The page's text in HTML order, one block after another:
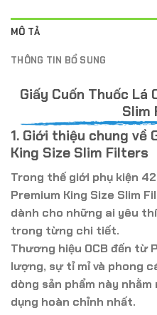
MÔ TẢ
THÔNG TIN BỔ SUNG
Giấy Cuốn Thuốc Lá
Slim
1. Giới thiệu chung về
King Size Slim Filters
Trong thế giới phụ kiện
Premium King Size Slim
dành cho những ai yêu
trong từng chi tiết.
Thương hiệu OCB đến từ
lượng, sự tỉ mỉ và phong
dòng sản phẩm này
dụng hoàn chỉnh nhất.